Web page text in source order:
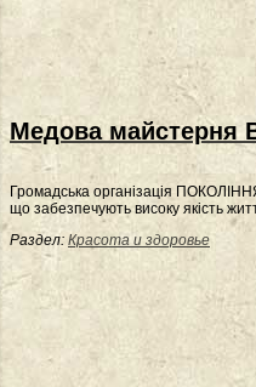
Медова майстерня
Громадська організація
що забезпечують високу якість
Раздел: Красота и здоровье